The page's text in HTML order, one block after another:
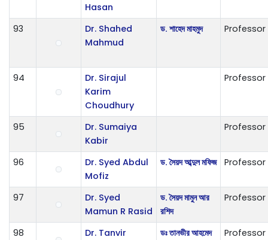
Hasan
93
Dr. Shahed
Mahmud
ড. শাহেদ মাহমুদ Professor
94
Dr. Sirajul
Karim
Choudhury
Professor
95
Dr. Sumaiya
Kabir
Professor
96
Dr. Syed Abdul
Mofiz
ড. সৈয়দ আব্দুল মফিজ Professor
97
Dr. Syed
Mamun R Rasid
ড. সৈয়দ মামুন আর
রশিদ
Professor
98
Dr. Tanvir
ডঃ তানভীর আহমেদ Professor